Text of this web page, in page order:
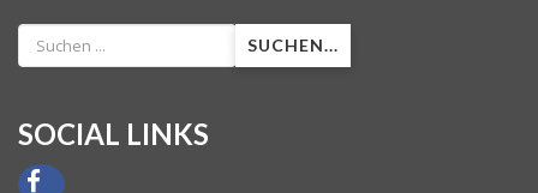
SUCHEN...
SOCIAL LINKS